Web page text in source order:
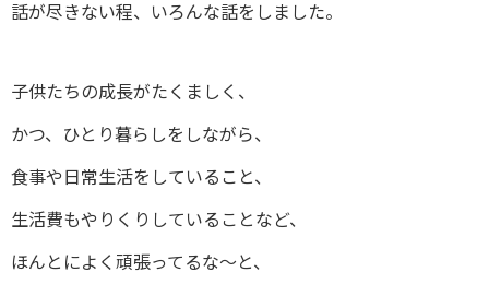
話が尽きない程、いろんな話をしました。
子供たちの成長がたくましく、
かつ、ひとり暮らしをしながら、
食事や日常生活をしていること、
生活費もやりくりしていることなど、
ほんとによく頑張ってるな～と、